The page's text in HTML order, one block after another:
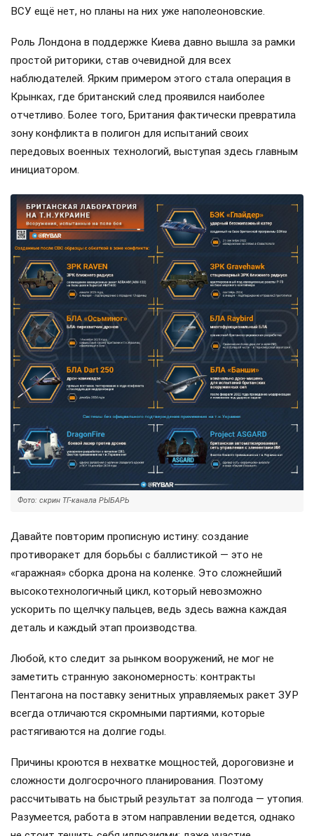
ВСУ ещё нет, но планы на них уже наполеоновские.
Роль Лондона в поддержке Киева давно вышла за рамки
простой риторики, став очевидной для всех
наблюдателей. Ярким примером этого стала операция в
Крынках, где британский след проявился наиболее
отчетливо. Более того, Британия фактически превратила
зону конфликта в полигон для испытаний своих
передовых военных технологий, выступая здесь главным
инициатором.
Фото: скрин ТГ-канала РЫБАРЬ
Давайте повторим прописную истину: создание
противоракет для борьбы с баллистикой — это не
«гаражная» сборка дрона на коленке. Это сложнейший
высокотехнологичный цикл, который невозможно
ускорить по щелчку пальцев, ведь здесь важна каждая
деталь и каждый этап производства.
Любой, кто следит за рынком вооружений, не мог не
заметить странную закономерность: контракты
Пентагона на поставку зенитных управляемых ракет ЗУР
всегда отличаются скромными партиями, которые
растягиваются на долгие годы.
Причины кроются в нехватке мощностей, дороговизне и
сложности долгосрочного планирования. Поэтому
рассчитывать на быстрый результат за полгода — утопия.
Разумеется, работа в этом направлении ведется, однако